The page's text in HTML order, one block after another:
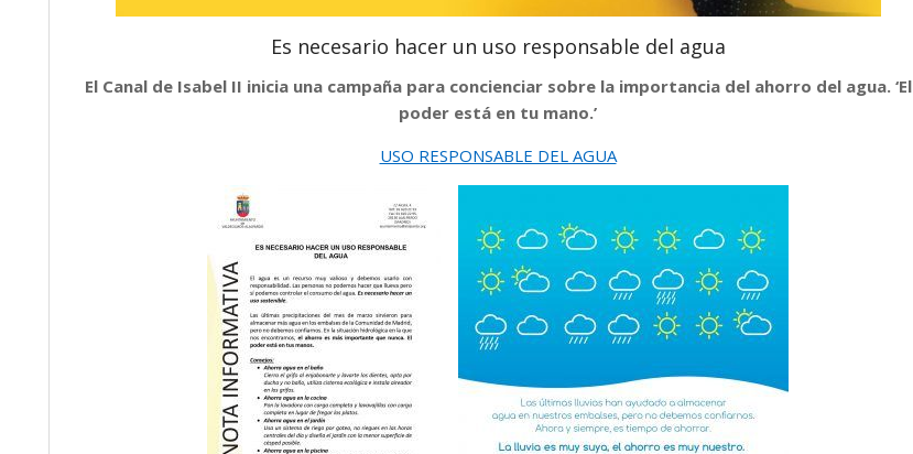
Es necesario hacer un uso responsable del agua
El Canal de Isabel II inicia una campaña para concienciar sobre la importancia del ahorro del agua. ‘El
poder está en tu mano.’
USO RESPONSABLE DEL AGUA